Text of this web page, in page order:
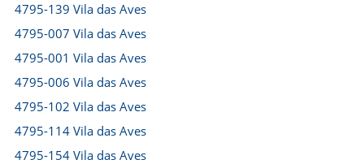
4795-139 Vila das Aves
4795-007 Vila das Aves
4795-001 Vila das Aves
4795-006 Vila das Aves
4795-102 Vila das Aves
4795-114 Vila das Aves
4795-154 Vila das Aves